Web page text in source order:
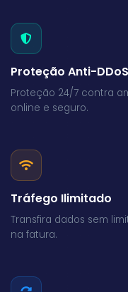
Proteção Anti-DDoS
Proteção 24/7 contra
online e seguro.
Tráfego Ilimitado
Transfira dados sem
na fatura.